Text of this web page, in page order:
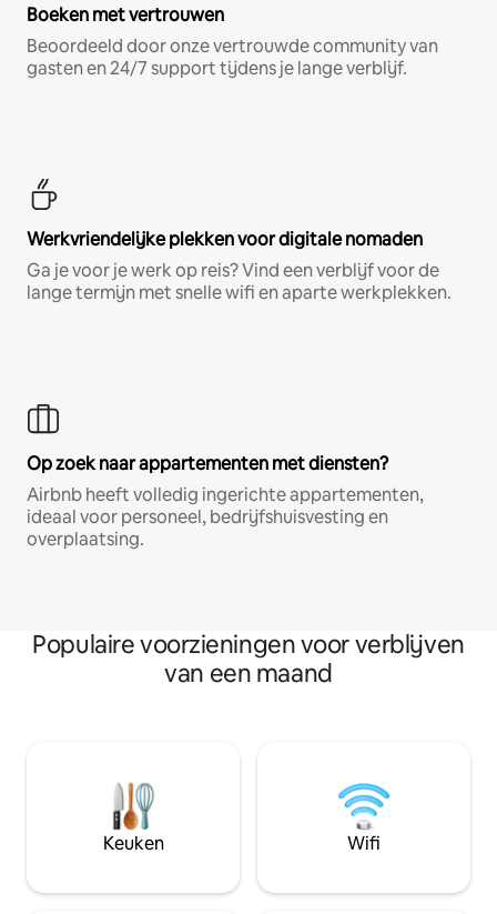
Boeken met vertrouwen
Beoordeeld door onze vertrouwde community van
gasten en 24/7 support tijdens je lange verblijf.
Werkvriendelijke plekken voor digitale nomaden
Ga je voor je werk op reis? Vind een verblijf voor de
lange termijn met snelle wifi en aparte werkplekken.
Op zoek naar appartementen met diensten?
Airbnb heeft volledig ingerichte appartementen,
ideaal voor personeel, bedrijfshuisvesting en
overplaatsing.
Populaire voorzieningen voor verblijven
van een maand
Keuken Wifi